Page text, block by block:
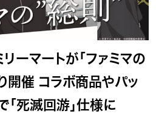
リーマートが「ファミマの
開催 コラボ商品やパッ
死滅回游」仕様に